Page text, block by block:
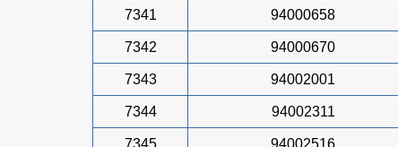
7341 94000658
7342 94000670
7343 94002001
7344 94002311